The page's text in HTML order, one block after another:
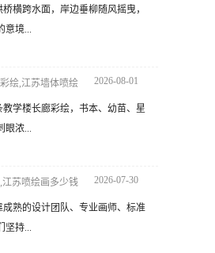
横跨水面，岸边垂柳随风摇曳，
意境...
2026-08-01
绘,江苏墙体喷绘
学楼长廊彩绘，书本、幼苗、星
眼浓...
2026-07-30
苏喷绘画多少钱
熟的设计团队、专业画师、标准
坚持...